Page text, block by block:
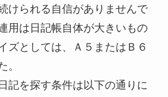
けられる自信がありませんで
用は日記帳自体が大きいもの
ズとしては、Ａ５またはＢ６
。
記を探す条件は以下の通りに